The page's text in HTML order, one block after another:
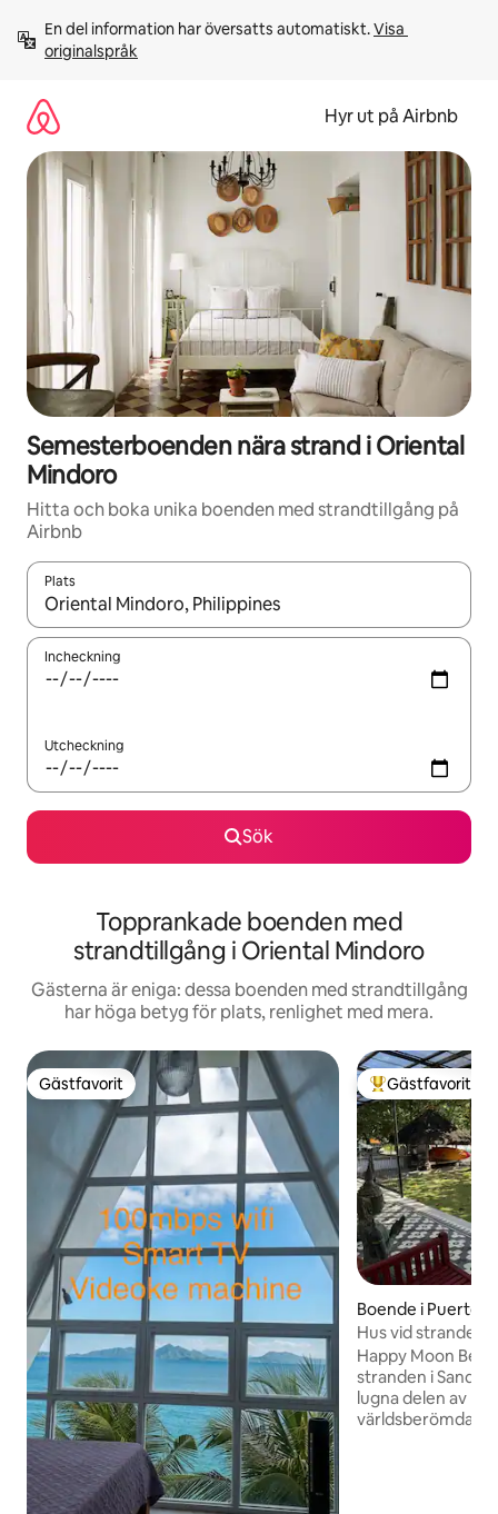
innehåll
En del information har översatts automatiskt. Visa
originalspråk
Hyr ut på Airbnb
Semesterboenden nära strand i Oriental
Mindoro
Hitta och boka unika boenden med strandtillgång på
Airbnb
Plats
När resultaten är tillgängliga kan du navigera med upp- och
Incheckning
Utcheckning
Sök
Topprankade boenden med
strandtillgång i Oriental Mindoro
Gästerna är eniga: dessa boenden med strandtillgång
har höga betyg för plats, renlighet med mera.
Gästfavorit
Gästfavorit Populär
Gästfavorit
Boende i Puerto
Hus vid stranden
Happy Moon
stranden i
lugna delen av
världsberömda